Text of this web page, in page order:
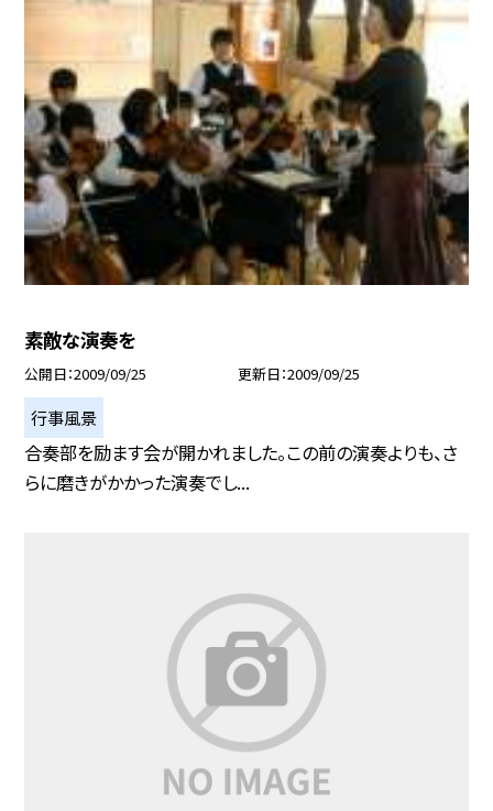
素敵な演奏を
公開日 2009/09/25 更新日 2009/09/25
行事風景
合奏部を励ます会が開かれました。この前の演奏よりも、さ
らに磨きがかかった演奏でし...